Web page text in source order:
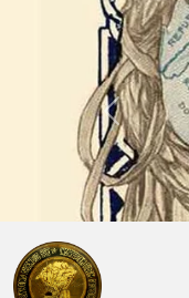
Skip to main content
Anterior